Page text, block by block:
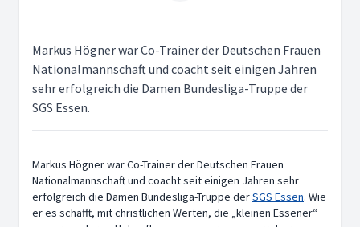
Markus Högner war Co-Trainer der Deutschen Frauen
Nationalmannschaft und coacht seit einigen Jahren
sehr erfolgreich die Damen Bundesliga-Truppe der
SGS Essen.
Markus Högner war Co-Trainer der Deutschen Frauen
Nationalmannschaft und coacht seit einigen Jahren sehr
erfolgreich die Damen Bundesliga-Truppe derSGS Essen. Wie
er es schafft, mit christlichen Werten, die „kleinen Essener“